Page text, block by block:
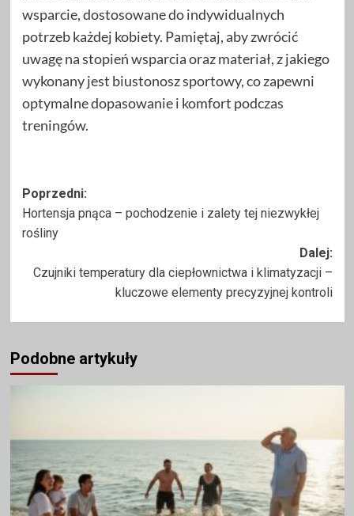
wsparcie, dostosowane do indywidualnych
potrzeb każdej kobiety. Pamiętaj, aby zwrócić
uwagę na stopień wsparcia oraz materiał, z jakiego
wykonany jest biustonosz sportowy, co zapewni
optymalne dopasowanie i komfort podczas
treningów.
Zobacz
wpisy
Poprzedni:
Hortensja pnąca – pochodzenie i zalety tej niezwykłej
rośliny
Dalej:
Czujniki temperatury dla ciepłownictwa i klimatyzacji –
kluczowe elementy precyzyjnej kontroli
Podobne artykuły